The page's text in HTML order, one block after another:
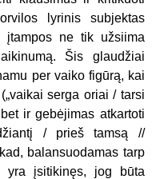
lyrinis subjektas
įtampos ne tik užsiima
Šis glaudžiai
per vaiko figūrą, kai
serga oriai / tarsi
ir gebėjimas atkartoti
/ prieš tamsą //
balansuodamas tarp
yra įsitikinęs, jog būta